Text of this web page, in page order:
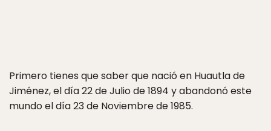
Primero tienes que saber que nació en Huautla de
Jiménez, el día 22 de Julio de 1894 y abandonó este
mundo el día 23 de Noviembre de 1985.